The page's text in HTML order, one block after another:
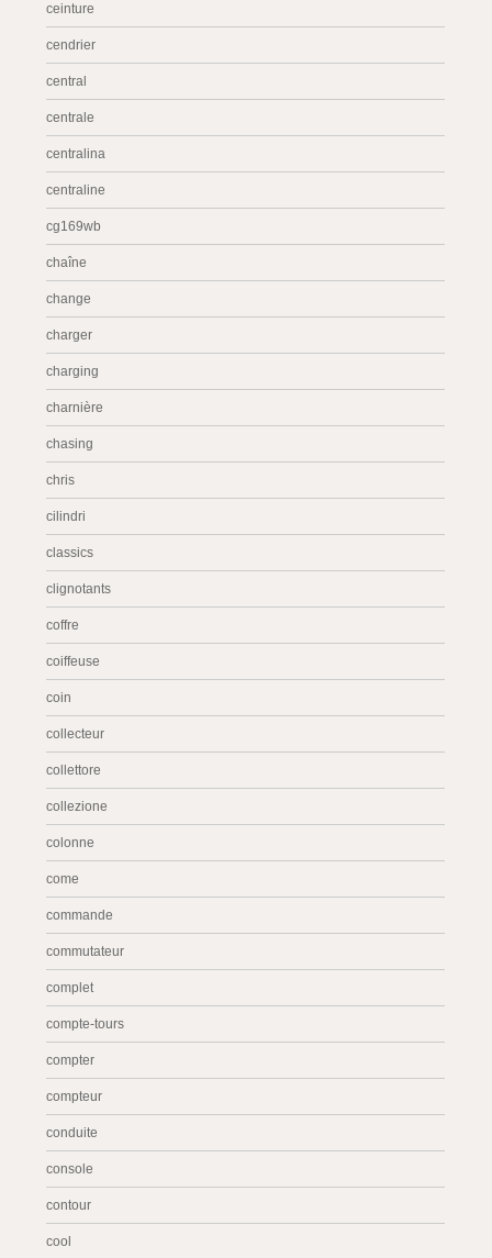
ceinture
cendrier
central
centrale
centralina
centraline
cg169wb
chaîne
change
charger
charging
charnière
chasing
chris
cilindri
classics
clignotants
coffre
coiffeuse
coin
collecteur
collettore
collezione
colonne
come
commande
commutateur
complet
compte-tours
compter
compteur
conduite
console
contour
cool